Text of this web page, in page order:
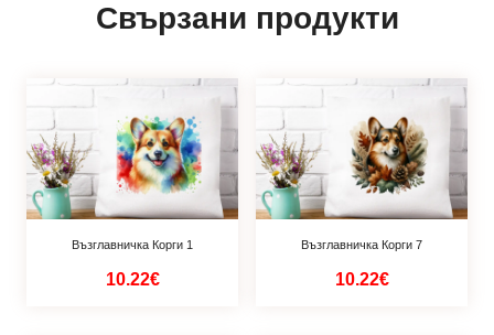
Свързани продукти
Възглавничка Корги 1
10.22€
Възглавничка Корги 7
10.22€